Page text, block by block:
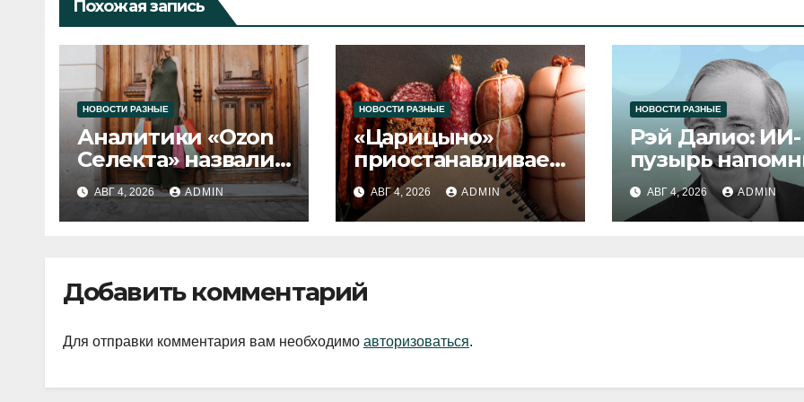
Похожая запись
НОВОСТИ РАЗНЫЕ
Аналитики «Ozon
Селекта» назвали
fashion-тренды
2026 года
АВГ 4, 2026 ADMIN
НОВОСТИ РАЗНЫЕ
«Царицыно»
приостанавливает
выпуск продукции
АВГ 4, 2026 ADMIN
НОВОСТИ РАЗНЫЕ
Рэй Далио: ИИ-
пузырь
1929 и 2000
АВГ 4, 2026 ADMIN
Добавить комментарий
Для отправки комментария вам необходимо авторизоваться.